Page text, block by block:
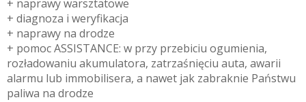
+ naprawy warsztatowe
+ diagnoza i weryfikacja
+ naprawy na drodze
+ pomoc ASSISTANCE: w przy przebiciu ogumienia,
rozładowaniu akumulatora, zatrzaśnięciu auta, awarii
alarmu lub immobilisera, a nawet jak zabraknie Państwu
paliwa na drodze